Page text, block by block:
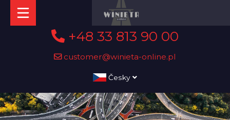
+48 33 813 90 00
customer@winieta-online.pl
Česky